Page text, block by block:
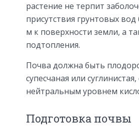
растение не терпит
присутствия грунтовых
м к поверхности земли, а
подтопления.
Почва должна быть
супесчаная или суглинистая,
нейтральным уровнем
Подготовка почвы